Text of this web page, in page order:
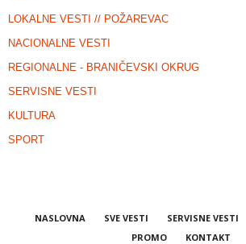
LOKALNE VESTI // POŽAREVAC
NACIONALNE VESTI
REGIONALNE - BRANIČEVSKI OKRUG
SERVISNE VESTI
KULTURA
SPORT
NASLOVNA SVE VESTI SERVISNE VESTI
PROMO
KONTAKT